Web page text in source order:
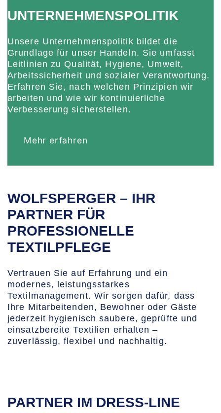
UNTERNEHMENSPOLITIK
Unsere Unternehmenspolitik bildet die
Grundlage für unser Handeln. Sie umfasst
Leitlinien zu Qualität, Hygiene, Umwelt,
Arbeitssicherheit und sozialer Verantwortung.
Erfahren Sie, nach welchen Prinzipien wir
arbeiten und wie wir kontinuierliche
Verbesserung sicherstellen.
Mehr erfahren
WOLFSPERGER – IHR
PARTNER FÜR
PROFESSIONELLE
TEXTILPFLEGE
Vertrauen Sie auf Erfahrung und ein
modernes, leistungsstarkes
Textilmanagement. Wir sorgen dafür, dass
Ihre Mitarbeitenden, Bewohner oder Gäste
jederzeit hygienisch saubere, geprüfte und
einsatzbereite Textilien erhalten –
zuverlässig, flexibel und nachhaltig.
PARTNER IM DRESS-LINE